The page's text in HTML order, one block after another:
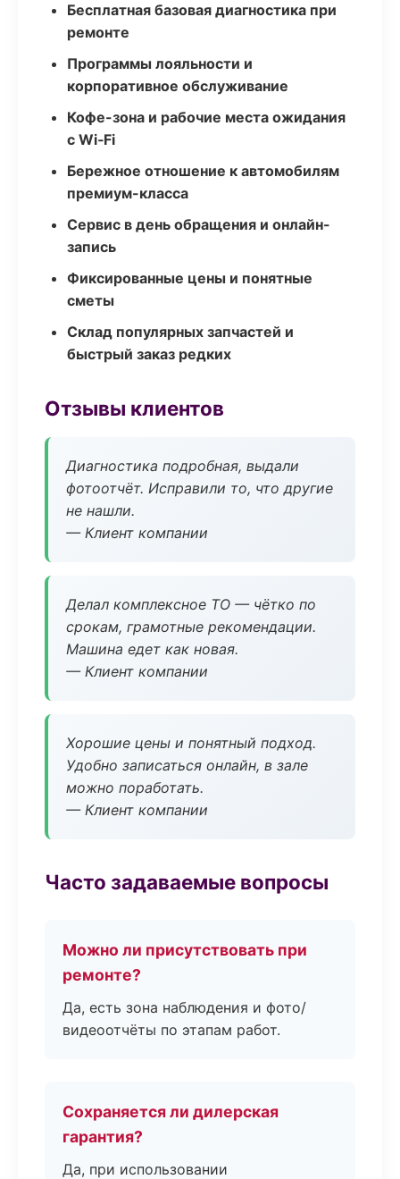
Бесплатная базовая диагностика при
ремонте
Программы лояльности и
корпоративное обслуживание
Кофе-зона и рабочие места ожидания
с Wi‑Fi
Бережное отношение к автомобилям
премиум-класса
Сервис в день обращения и онлайн-
запись
Фиксированные цены и понятные
сметы
Склад популярных запчастей и
быстрый заказ редких
Отзывы клиентов
Диагностика подробная, выдали
фотоотчёт. Исправили то, что другие
не нашли.
— Клиент компании
Делал комплексное ТО — чётко по
срокам, грамотные рекомендации.
Машина едет как новая.
— Клиент компании
Хорошие цены и понятный подход.
Удобно записаться онлайн, в зале
можно поработать.
— Клиент компании
Часто задаваемые вопросы
Можно ли присутствовать при
ремонте?
Да, есть зона наблюдения и фото/
видеоотчёты по этапам работ.
Сохраняется ли дилерская
гарантия?
Да, при использовании